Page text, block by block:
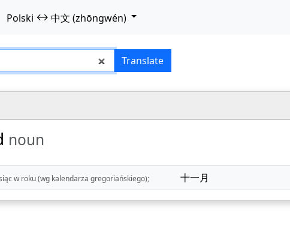
Polski ↔ 中文 (zhōngwén)
– Polski–中文
Translate
noun
w roku (wg kalendarza gregoriańskiego); 十一月